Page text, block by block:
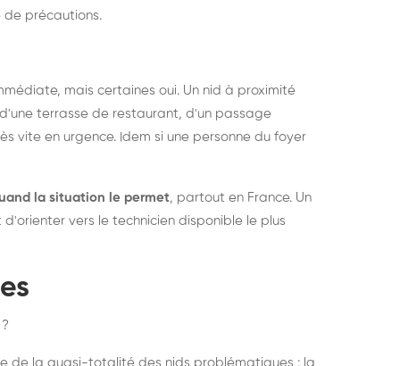
précautions.
mais certaines oui. Un nid à proximité
terrasse de restaurant, d'un passage
vite en urgence. Idem si une personne du foyer
la situation le permet, partout en France. Un
vers le technicien disponible le plus
de la quasi-totalité des nids problématiques : la